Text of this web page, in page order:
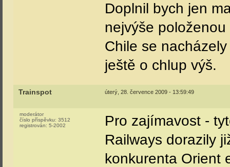
Doplnil bych jen
nejvýše
Chile se
ještě o chlup výš.
Trainspot úterý, 28. července 2009 - 13:59:49
moderátor
číslo příspěvku: 3512
registrován: 5-2002
Pro zajímavost -
Railways dorazily
konkurenta Orient